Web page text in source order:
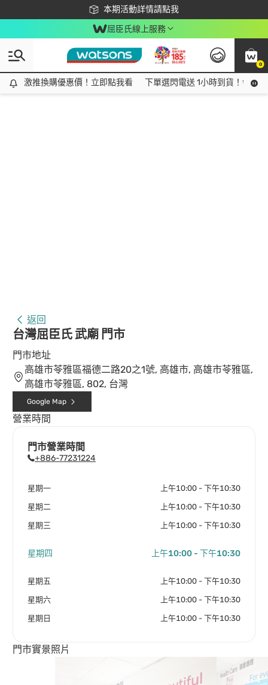
本期活動詳情請點我
下載app最高回饋$350
屈臣氏線上服務
0
激推換購優惠價！立即點我看
激推換購優惠價！立即點我看 下單選閃電送 1小時到貨！領神
返回
台灣屈臣氏 武廟 門市
門市地址
高雄市苓雅區福德二路20之1號, 高雄市, 高雄市苓雅區,
高雄市苓雅區, 802, 台灣
Google Map
營業時間
門市營業時間
+886-77231224
星期一 上午10:00 - 下午10:30
星期二 上午10:00 - 下午10:30
星期三 上午10:00 - 下午10:30
星期四 上午10:00 - 下午10:30
星期五 上午10:00 - 下午10:30
星期六 上午10:00 - 下午10:30
星期日 上午10:00 - 下午10:30
門市實景照片